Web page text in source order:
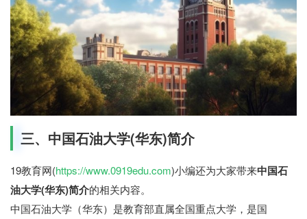
三、中国石油大学(华东)简介
19教育网(https://www.0919edu.com)小编还为大家带来中国石
油大学(华东)简介的相关内容。
中国石油大学（华东）是教育部直属全国重点大学，是国